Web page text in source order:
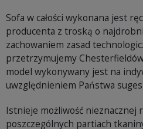
Sofa w całości wykonana jest
producenta z troską o
zachowaniem zasad
przetrzymujemy
model wykonywany jest na
uwzględnieniem Państwa
Istnieje możliwość nieznacznej
poszczególnych partiach